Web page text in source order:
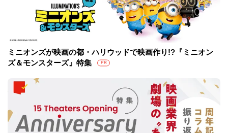
ミニオンズが映画の都・ハリウッドで映画作り!?『ミニオン
ズ＆モンスターズ』特集
PR